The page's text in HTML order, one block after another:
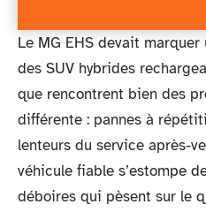
Le MG EHS devait
des SUV hybrides
que rencontrent bien des
différente : pannes à
lenteurs du service après-
véhicule fiable s’estompe
déboires qui pèsent sur le